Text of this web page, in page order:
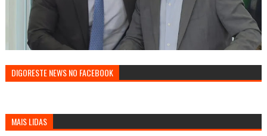
DIGORESTE NEWS NO FACEBOOK
MAIS LIDAS